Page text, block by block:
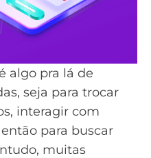
algo pra lá de
seja para trocar
interagir com
para buscar
muitas